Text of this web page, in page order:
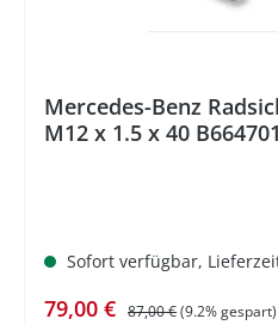
Mercedes-Benz
M12 x 1.5 x 40
Sofort verfügbar,
Verkaufspreis:
79,00 € Regulärer Preis:
87,00 €(9.2% gespart)